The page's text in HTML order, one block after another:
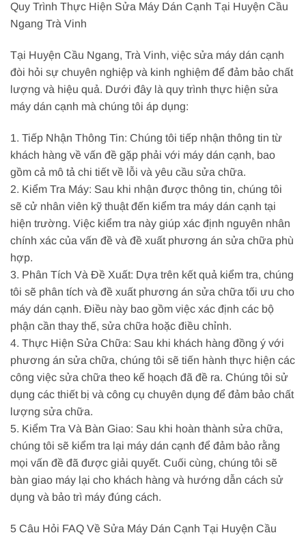
Quy Trình Thực Hiện Sửa Máy Dán Cạnh Tại Huyện Cầu
Ngang Trà Vinh
Tại Huyện Cầu Ngang, Trà Vinh, việc sửa máy dán cạnh
đòi hỏi sự chuyên nghiệp và kinh nghiệm để đảm bảo chất
lượng và hiệu quả. Dưới đây là quy trình thực hiện sửa
máy dán cạnh mà chúng tôi áp dụng:
1. Tiếp Nhận Thông Tin: Chúng tôi tiếp nhận thông tin từ
khách hàng về vấn đề gặp phải với máy dán cạnh, bao
gồm cả mô tả chi tiết về lỗi và yêu cầu sửa chữa.
2. Kiểm Tra Máy: Sau khi nhận được thông tin, chúng tôi
sẽ cử nhân viên kỹ thuật đến kiểm tra máy dán cạnh tại
hiện trường. Việc kiểm tra này giúp xác định nguyên nhân
chính xác của vấn đề và đề xuất phương án sửa chữa phù
hợp.
3. Phân Tích Và Đề Xuất: Dựa trên kết quả kiểm tra, chúng
tôi sẽ phân tích và đề xuất phương án sửa chữa tối ưu cho
máy dán cạnh. Điều này bao gồm việc xác định các bộ
phận cần thay thế, sửa chữa hoặc điều chỉnh.
4. Thực Hiện Sửa Chữa: Sau khi khách hàng đồng ý với
phương án sửa chữa, chúng tôi sẽ tiến hành thực hiện các
công việc sửa chữa theo kế hoạch đã đề ra. Chúng tôi sử
dụng các thiết bị và công cụ chuyên dụng để đảm bảo chất
lượng sửa chữa.
5. Kiểm Tra Và Bàn Giao: Sau khi hoàn thành sửa chữa,
chúng tôi sẽ kiểm tra lại máy dán cạnh để đảm bảo rằng
mọi vấn đề đã được giải quyết. Cuối cùng, chúng tôi sẽ
bàn giao máy lại cho khách hàng và hướng dẫn cách sử
dụng và bảo trì máy đúng cách.
5 Câu Hỏi FAQ Về Sửa Máy Dán Cạnh Tại Huyện Cầu